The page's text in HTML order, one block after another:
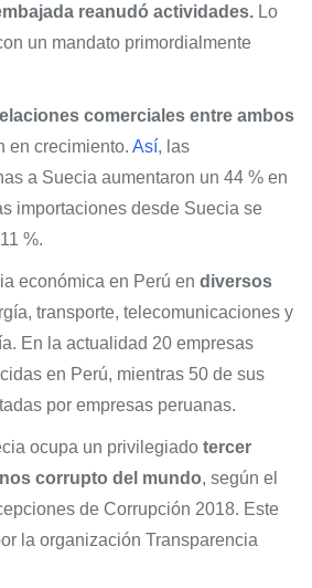
reanudó actividades. Lo
un mandato primordialmente
comerciales entre ambos
en crecimiento. Así, las
a Suecia aumentaron un 44 % en
importaciones desde Suecia se
%.
económica en Perú en diversos
transporte, telecomunicaciones y
En la actualidad 20 empresas
en Perú, mientras 50 de sus
por empresas peruanas.
ocupa un privilegiado tercer
corrupto del mundo, según el
de Corrupción 2018. Este
la organización Transparencia